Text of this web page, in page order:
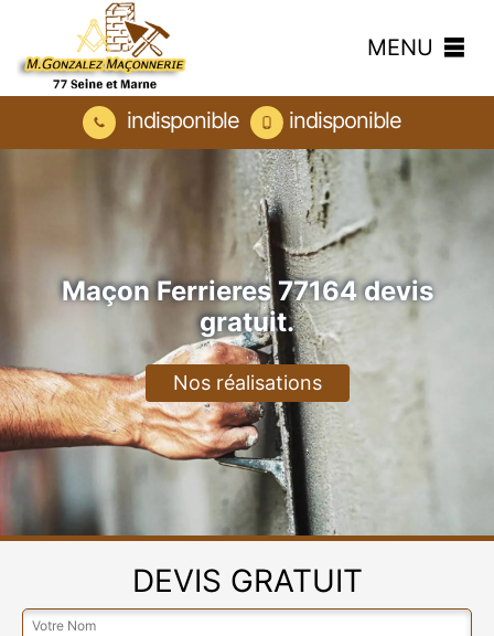
MENU
indisponible indisponible
Maçon Ferrieres 77164 devis
gratuit.
Nos réalisations
DEVIS GRATUIT